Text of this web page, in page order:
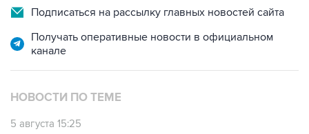
Подписаться на рассылку главных новостей сайта
Получать оперативные новости в официальном
канале
НОВОСТИ ПО ТЕМЕ
5 августа 15:25